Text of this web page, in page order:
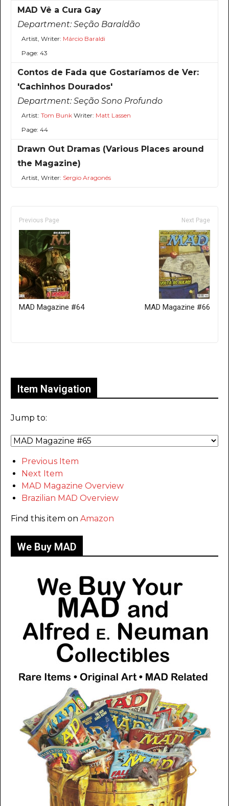
MAD Vê a Cura Gay
Department:Seção Baraldão
Artist, Writer: Márcio Baraldi
Page: 43
Contos de Fada que Gostaríamos de Ver:
'Cachinhos Dourados'
Department:Seção Sono Profundo
Artist: Tom BunkWriter: Matt Lassen
Page: 44
Drawn Out Dramas (Various Places around
the Magazine)
Artist, Writer: Sergio Aragonés
Previous Page
MAD Magazine #64
Next Page
MAD Magazine #66
Item Navigation
Jump to:
Previous Item
Next Item
MAD Magazine Overview
Brazilian MAD Overview
Find this item on Amazon
We Buy MAD